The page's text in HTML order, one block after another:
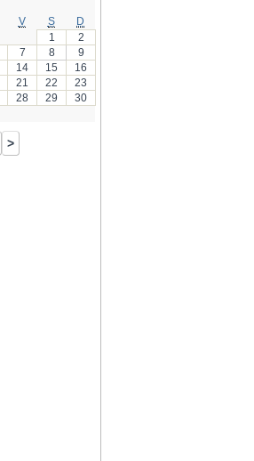
V S
D
1
2
7 8
9
14 15
16
21 22
23
28 29
30